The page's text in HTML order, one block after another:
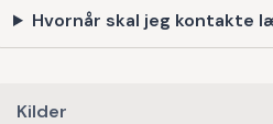
Hvornår skal jeg kontakte
Kilder